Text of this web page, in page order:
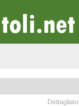
Dettagliato